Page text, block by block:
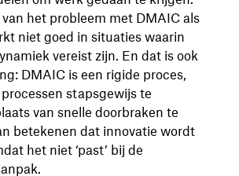
van het probleem met DMAIC als
niet goed in situaties waarin
vereist zijn. En dat is ook
DMAIC is een rigide proces,
stapsgewijs te
van snelle doorbraken te
betekenen dat innovatie wordt
het niet ‘past’ bij de